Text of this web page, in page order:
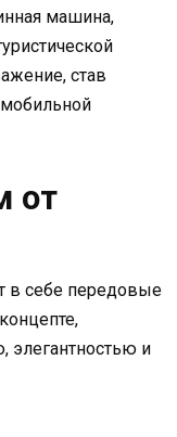
машина,
став
от
в себе передовые
элегантностью и